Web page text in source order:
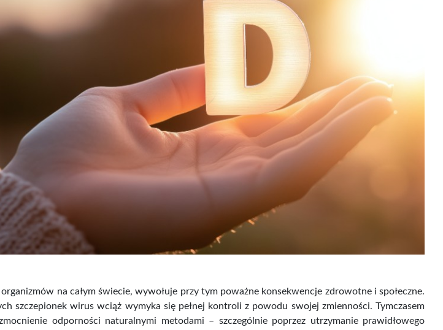
na całym świecie, wywołuje przy tym poważne konsekwencje zdrowotne i społeczne.
szczepionek wirus wciąż wymyka się pełnej kontroli z powodu swojej zmienności. Tymczasem
odporności naturalnymi metodami – szczególnie poprzez utrzymanie prawidłowego